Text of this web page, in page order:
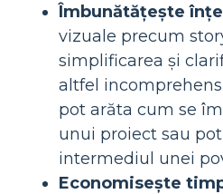
Îmbunătățește
vizuale precum
simplificarea și
altfel
pot arăta cum se
unui proiect sau
intermediul unei
Economisește